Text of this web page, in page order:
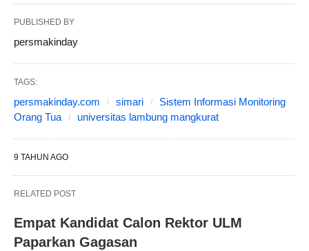
PUBLISHED BY
persmakinday
TAGS:
persmakinday.com simari
Sistem Informasi Monitoring
Orang Tua
universitas lambung mangkurat
9 TAHUN AGO
RELATED POST
Empat Kandidat Calon Rektor ULM
Paparkan Gagasan